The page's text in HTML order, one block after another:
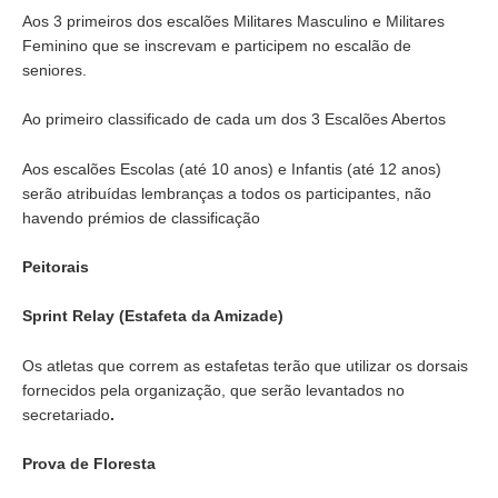
Aos 3 primeiros dos escalões Militares Masculino e Militares
Feminino que se inscrevam e participem no escalão de
seniores.
Ao primeiro classificado de cada um dos 3 Escalões Abertos
Aos escalões Escolas (até 10 anos) e Infantis (até 12 anos)
serão atribuídas lembranças a todos os participantes, não
havendo prémios de classificação
Peitorais
Sprint Relay (Estafeta da Amizade)
Os atletas que correm as estafetas terão que utilizar os dorsais
fornecidos pela organização, que serão levantados no
secretariado.
Prova de Floresta